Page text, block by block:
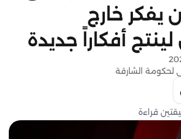
يفكر خارج
أفكاراً جديدة
لحكومة الشارقة
قراءة